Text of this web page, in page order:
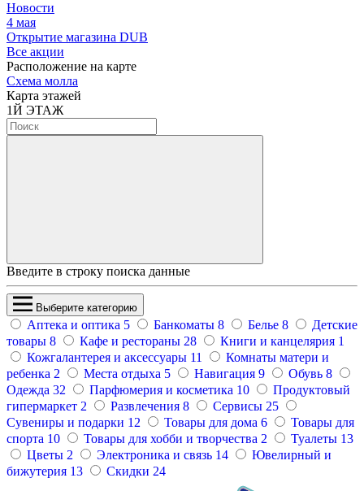
Новости
4 мая
Открытие магазина DUB
Все акции
Расположение на карте
Схема молла
Карта этажей
1Й ЭТАЖ
Введите в строку поиска данные
Выберите категорию
Аптека и оптика 5 Банкоматы 8 Белье 8
Детские
товары 8 Кафе и рестораны 28 Книги и канцелярия 1
Кожгалантерея и аксессуары 11
Комнаты матери и
ребенка 2 Места отдыха 5 Навигация 9 Обувь 8
Одежда 32 Парфюмерия и косметика 10
Продуктовый
гипермаркет 2 Развлечения 8 Сервисы 25
Сувениры и подарки 12 Товары для дома 6
Товары для
спорта 10 Товары для хобби и творчества 2 Туалеты 13
Цветы 2 Электроника и связь 14
Ювелирный и
бижутерия 13 Скидки 24